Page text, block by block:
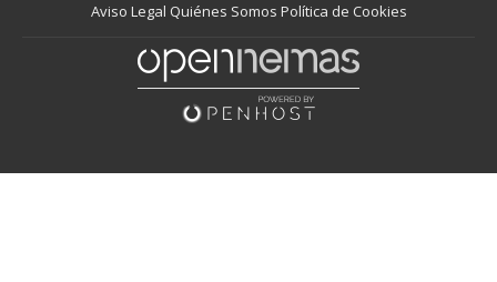
Aviso Legal Quiénes Somos Política de Cookies